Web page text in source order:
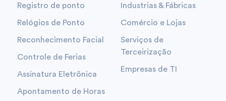
Registro de ponto
Relógios de Ponto
Reconhecimento Facial
Controle de Ferias
Assinatura Eletrônica
Apontamento de Horas
Industrias & Fábricas
Comércio e Lojas
Serviços de
Terceirização
Empresas de TI